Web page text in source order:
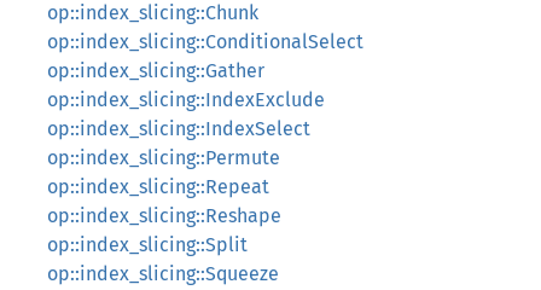
op::index_slicing::Chunk
op::index_slicing::ConditionalSelect
op::index_slicing::Gather
op::index_slicing::IndexExclude
op::index_slicing::IndexSelect
op::index_slicing::Permute
op::index_slicing::Repeat
op::index_slicing::Reshape
op::index_slicing::Split
op::index_slicing::Squeeze